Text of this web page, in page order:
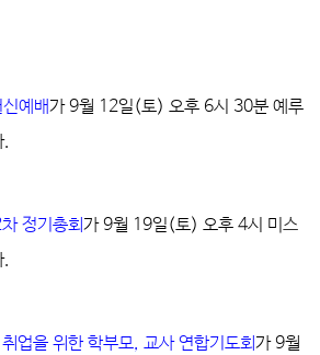
예배가 9월 12일(토) 오후 6시 30분 예루
.
정기총회가 9월 19일(토) 오후 4시 미스
.
업을 위한 학부모, 교사 연합기도회가 9월